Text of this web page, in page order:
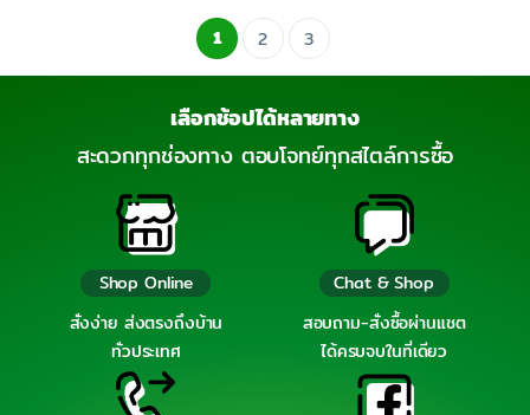
1
2 3
เลือกช้อปได้หลายทาง
สะดวกทุกช่องทาง ตอบโจทย์ทุกสไตล์การซื้อ
Shop Online
สั่งง่าย ส่งตรงถึงบ้าน
ทั่วประเทศ
Chat & Shop
สอบถาม-สั่งซื้อผ่านแชต
ได้ครบจบในที่เดียว